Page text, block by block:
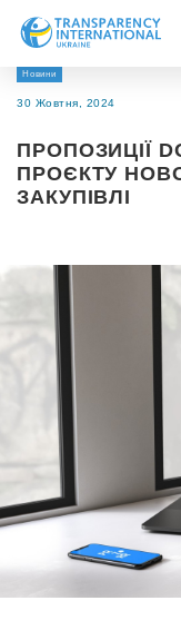
Про нас
Дослідження
Напрями
Новини
30 Жовтня, 2024
ПРОПОЗИЦІЇ
ПРОЄКТУ
ЗАКУПІВЛІ